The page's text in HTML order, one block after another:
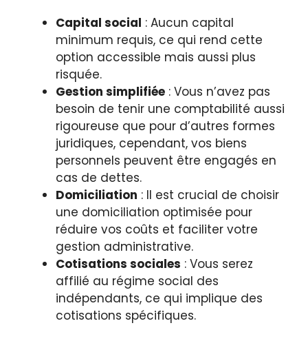
Capital social : Aucun capital
minimum requis, ce qui rend cette
option accessible mais aussi plus
risquée.
Gestion simplifiée : Vous n’avez pas
besoin de tenir une comptabilité aussi
rigoureuse que pour d’autres formes
juridiques, cependant, vos biens
personnels peuvent être engagés en
cas de dettes.
Domiciliation : Il est crucial de choisir
une domiciliation optimisée pour
réduire vos coûts et faciliter votre
gestion administrative.
Cotisations sociales : Vous serez
affilié au régime social des
indépendants, ce qui implique des
cotisations spécifiques.